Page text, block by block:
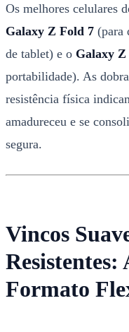
Os melhores celulares
Galaxy Z Fold 7 (para
de tablet) e o Galaxy
portabilidade). As
resistência física
amadureceu e se
segura.
Vincos
Formato